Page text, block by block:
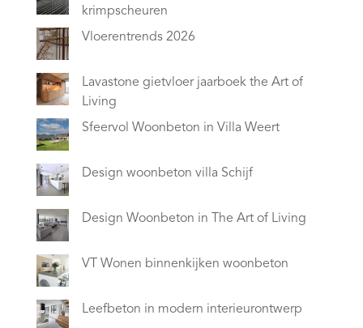
krimpscheuren
Vloerentrends 2026
Lavastone gietvloer jaarboek the Art of
Living
Sfeervol Woonbeton in Villa Weert
Design woonbeton villa Schijf
Design Woonbeton in The Art of Living
VT Wonen binnenkijken woonbeton
Leefbeton in modern interieurontwerp